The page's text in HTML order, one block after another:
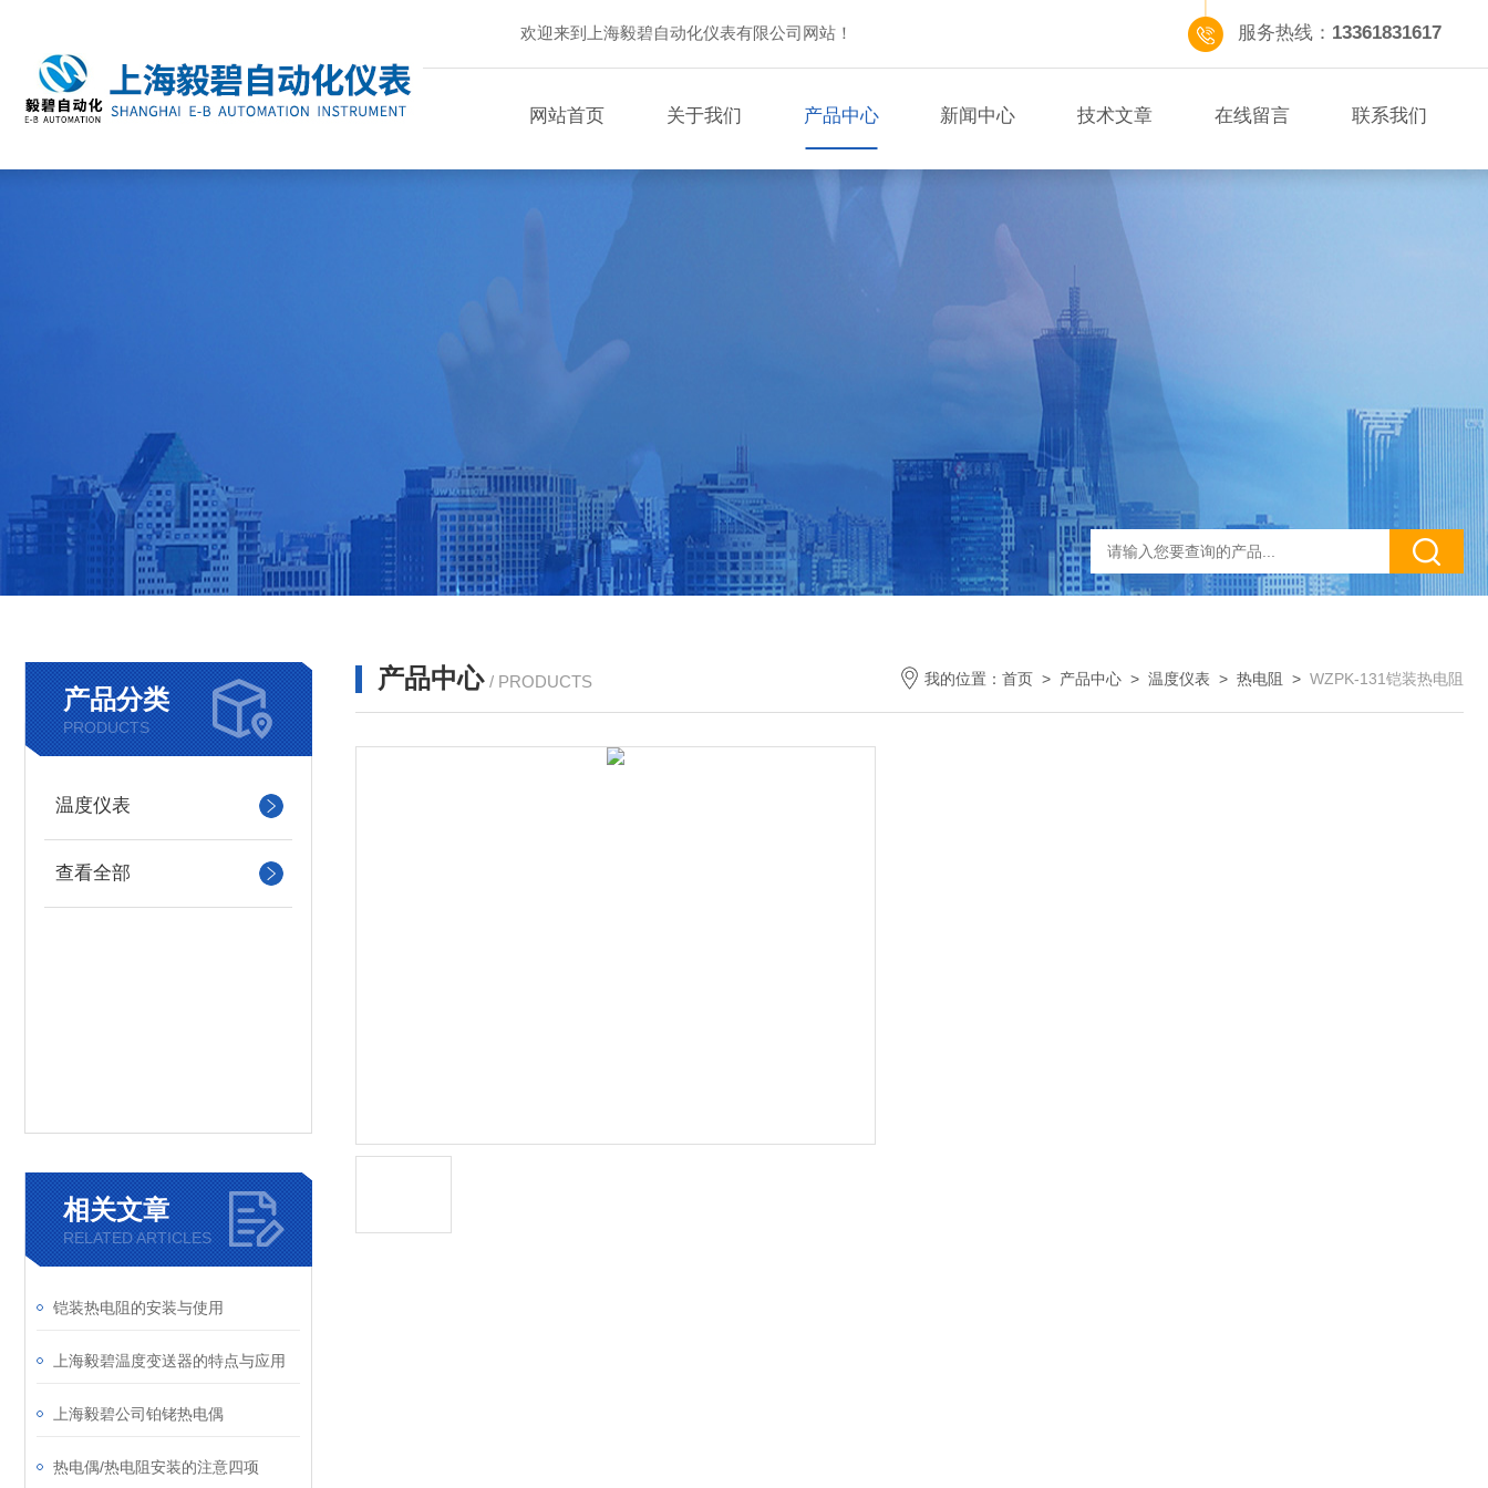
欢迎来到上海毅碧自动化仪表有限公司网站！ 服务热线： 13361831617
网站首页 关于我们 产品中心 新闻中心 技术文章 在线留言 联系我们
产品分类
PRODUCTS
温度仪表
查看全部
相关文章
RELATED ARTICLES
铠装热电阻的安装与使用
上海毅碧温度变送器的特点与应用
上海毅碧公司铂铑热电偶
热电偶/热电阻安装的注意四项
产品中心 / PRODUCTS 我的位置： 首页 > 产品中心 > 温度仪表 > 热电阻 > WZPK-131铠装热电阻